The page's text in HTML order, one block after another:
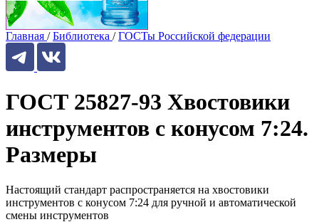
Главная / Библиотека / ГОСТы Российской федерации
ГОСТ 25827-93 Хвостовики
инструментов с конусом 7:24.
Размеры
Настоящий стандарт распространяется на хвостовики
инструментов с конусом 7:24 для ручной и автоматической
смены инструментов